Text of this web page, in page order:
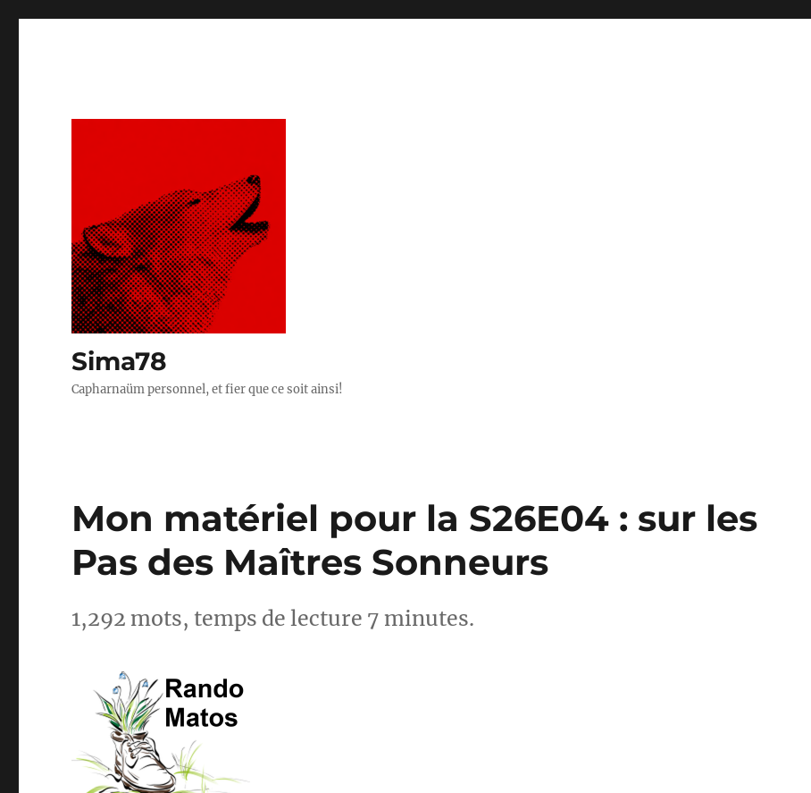
Sima78
Capharnaüm personnel, et fier que ce soit ainsi!
Mon matériel pour la S26E04 : sur les
Pas des Maîtres Sonneurs
1,292 mots, temps de lecture 7 minutes.